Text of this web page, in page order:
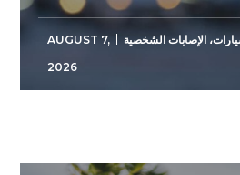
، الإصابات الشخصية
AUGUST 7,
2026